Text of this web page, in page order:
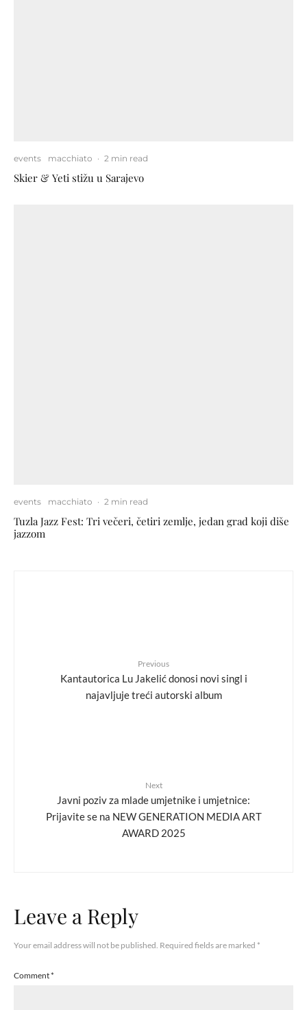
events macchiato · 2 min read
Skier & Yeti stižu u Sarajevo
events macchiato · 2 min read
Tuzla Jazz Fest: Tri večeri, četiri zemlje, jedan grad koji diše
jazzom
Previous
Kantautorica Lu Jakelić donosi novi singl i
najavljuje treći autorski album
Next
Javni poziv za mlade umjetnike i umjetnice:
Prijavite se na NEW GENERATION MEDIA ART
AWARD 2025
Leave a Reply
Your email address will not be published. Required fields are marked *
Comment*